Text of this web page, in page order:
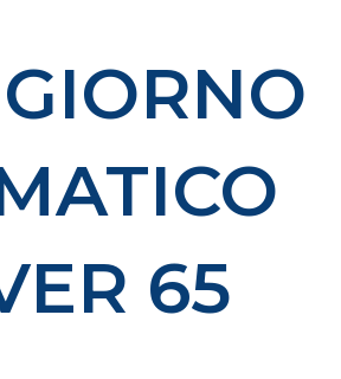
65